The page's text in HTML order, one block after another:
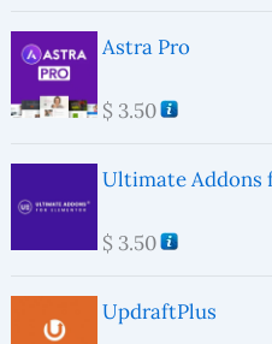
Astra Pro
$3.50
Ultimate Addons
$3.50
UpdraftPlus